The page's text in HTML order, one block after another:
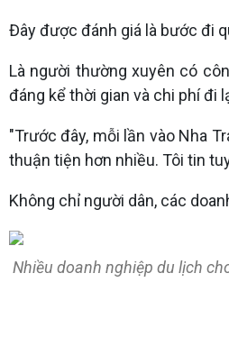
Đây được đánh giá là bước đi
Là người thường xuyên có
đáng kể thời gian và chi phí đi
"Trước đây, mỗi lần vào Nha
thuận tiện hơn nhiều. Tôi tin
Không chỉ người dân, các
Nhiều doanh nghiệp du lịch